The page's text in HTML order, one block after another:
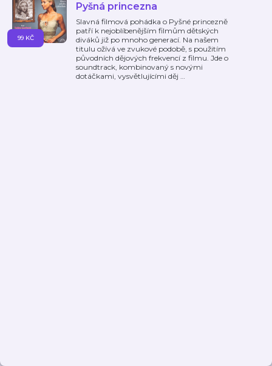
Pyšná princezna
Slavná filmová pohádka o Pyšné princezně
patří k nejoblíbenějším filmům dětských
diváků již po mnoho generací. Na našem
titulu ožívá ve zvukové podobě, s použitím
původních dějových frekvencí z filmu. Jde o
soundtrack, kombinovaný s novými
dotáčkami, vysvětlujícími děj …
99 KČ